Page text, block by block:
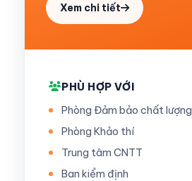
Xem chi tiết
PHÙ HỢP VỚI
Phòng Đảm bảo chất lượng
Phòng Khảo thí
Trung tâm CNTT
Ban kiểm định